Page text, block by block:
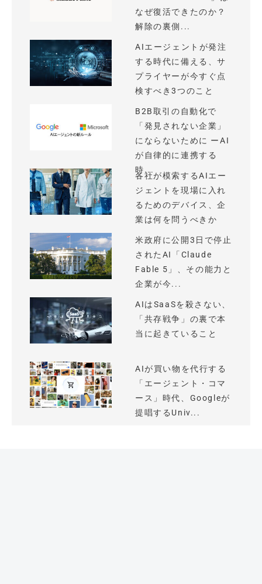
なぜ復活できたのか？
解除の裏側...
AIエージェントが発注
する時代に備える、サ
プライヤーが今すぐ点
検すべき3つのこと
B2B取引の自動化で
「発見されない企業」
にならないために ーAI
が自律的に連携する
時...
各社が模索するAIエー
ジェントを現場に入れ
るためのデバイス、企
業は何を問うべきか
米政府に公開3日で停止
されたAI「Claude
Fable 5」、その能力と
企業が今...
AIはSaaSを殺さない、
「共存戦争」の裏で本
当に起きていること
AIが買い物を代行する
「エージェント・コマ
ース」時代、Googleが
提唱するUniv...